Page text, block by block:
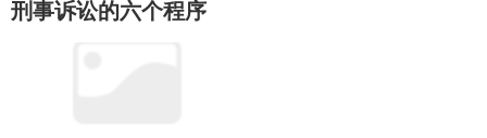
刑事诉讼的六个程序